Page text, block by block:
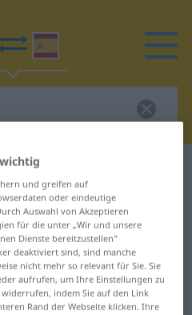
Übersetzung für
und greifen auf
oder eindeutige
Auswahl von Akzeptieren
für die unter „Wir und unsere
Dienste bereitzustellen“
deaktiviert sind, sind manche
nicht mehr so relevant für Sie. Sie
aufrufen, um Ihre Einstellungen zu
indem Sie auf den Link
Rand der Webseite klicken. Ihre